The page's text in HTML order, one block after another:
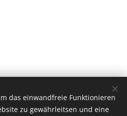
Wieden
7671510
das einwandfreie Funktionieren
zu gewährleitsen und eine